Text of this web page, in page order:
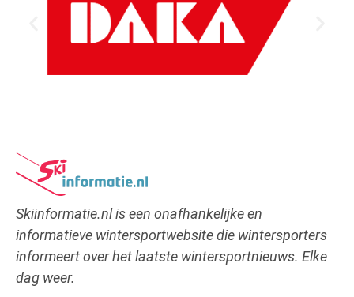
Skiinformatie.nl is een onafhankelijke en
informatieve wintersportwebsite die wintersporters
informeert over het laatste wintersportnieuws. Elke
dag weer.